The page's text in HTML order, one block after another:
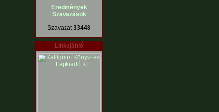
Eredmények
Szavazások
Szavazat33448
Linkajánló